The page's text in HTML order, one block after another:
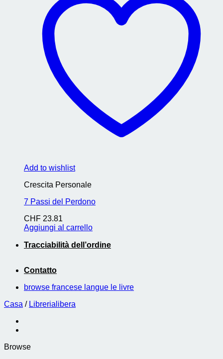
Add to wishlist
Crescita Personale
7 Passi del Perdono
CHF 23.81
Aggiungi al carrello
Tracciabilità dell’ordine
Contatto
browse francese langue le livre
Casa / Librerialibera
Browse